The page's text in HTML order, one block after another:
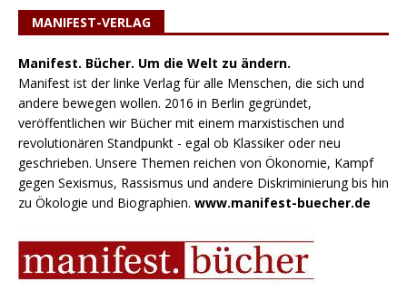
MANIFEST-VERLAG
Manifest. Bücher. Um die Welt zu ändern.
Manifest ist der linke Verlag für alle Menschen, die sich und
andere bewegen wollen. 2016 in Berlin gegründet,
veröffentlichen wir Bücher mit einem marxistischen und
revolutionären Standpunkt - egal ob Klassiker oder neu
geschrieben. Unsere Themen reichen von Ökonomie, Kampf
gegen Sexismus, Rassismus und andere Diskriminierung bis hin
zu Ökologie und Biographien. www.manifest-buecher.de